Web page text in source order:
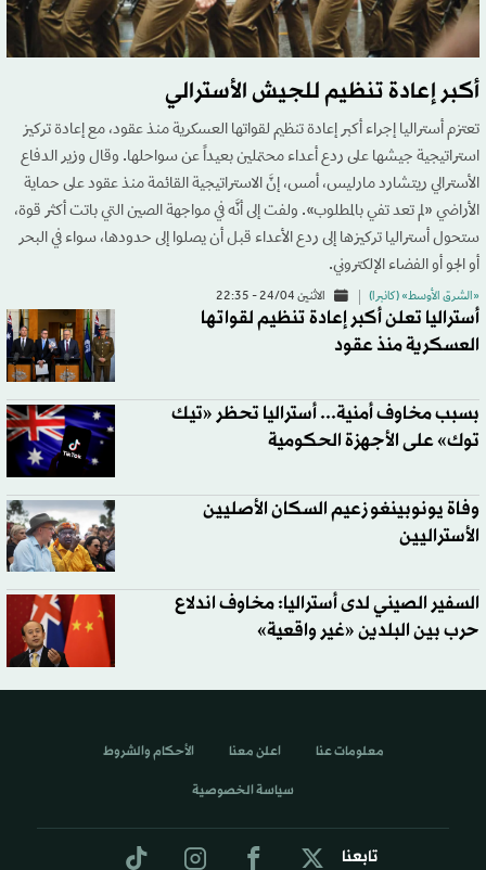
أكبر إعادة تنظيم للجيش الأسترالي
تعتزم أستراليا إجراء أكبر إعادة تنظيم لقواتها العسكرية منذ عقود، مع إعادة تركيز
استراتيجية جيشها على ردع أعداء محتملين بعيداً عن سواحلها. وقال وزير الدفاع
الأسترالي ريتشارد مارليس، أمس، إنَّ الاستراتيجية القائمة منذ عقود على حماية
الأراضي «لم تعد تفي بالمطلوب». ولفت إلى أنَّه في مواجهة الصين التي باتت أكثر قوة،
ستحول أستراليا تركيزها إلى ردع الأعداء قبل أن يصلوا إلى حدودها، سواء في البحر
أو الجو أو الفضاء الإلكتروني.
«الشرق الأوسط» (كانبرا) الاثنين 24/04 - 22:35
أستراليا تعلن أكبر إعادة تنظيم لقواتها
العسكرية منذ عقود
بسبب مخاوف أمنية... أستراليا تحظر «تيك
توك» على الأجهزة الحكومية
وفاة يونوبينغو زعيم السكان الأصليين
الأستراليين
السفير الصيني لدى أستراليا: مخاوف اندلاع
حرب بين البلدين «غير واقعية»
تابعنا
معلومات عنا اعلن معنا الأحكام والشروط
سياسة الخصوصية